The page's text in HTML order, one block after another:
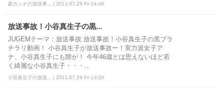
森カンナの放送事... | 2011.07.29 Fri 14:46
放送事故！小谷真生子の黒...
JUGEMテーマ：放送事故 放送事故！小谷真生子の黒ブラ
チラリ動画！ 小谷真生子が放送事故ー！実力派女子ア
ナ、小谷真生子にも隙が！ 今年46歳とは思えないほど若
く綺麗な小谷真生子・・・...
小谷真生子の放送... | 2011.07.29 Fri 13:26